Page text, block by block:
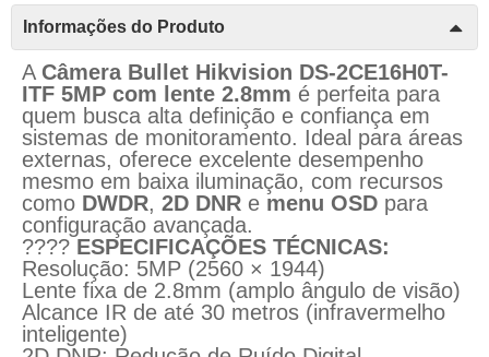
Informações do Produto
A Câmera Bullet Hikvision DS-2CE16H0T-
ITF 5MP com lente 2.8mm é perfeita para
quem busca alta definição e confiança em
sistemas de monitoramento. Ideal para áreas
externas, oferece excelente desempenho
mesmo em baixa iluminação, com recursos
como DWDR, 2D DNR e menu OSD para
configuração avançada.
???? ESPECIFICAÇÕES TÉCNICAS:
Resolução: 5MP (2560 × 1944)
Lente fixa de 2.8mm (amplo ângulo de visão)
Alcance IR de até 30 metros (infravermelho
inteligente)